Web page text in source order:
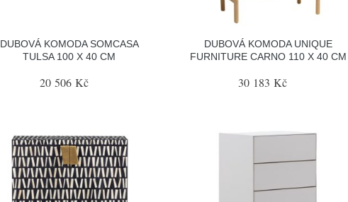
DUBOVÁ KOMODA SOMCASA
TULSA 100 X 40 CM
20 506 Kč
DUBOVÁ KOMODA UNIQUE
FURNITURE CARNO 110 X 40 CM
30 183 Kč